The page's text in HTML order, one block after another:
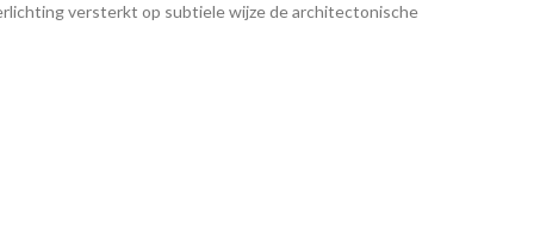
versterkt op subtiele wijze de architectonische